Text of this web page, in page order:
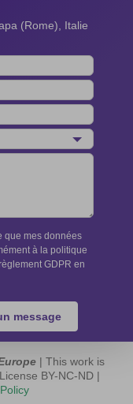
(Rome), Italie
que mes données
à la politique
GDPR en
message
| This work is
BY-NC-ND |